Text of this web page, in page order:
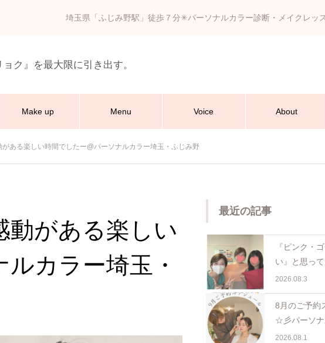
埼玉県「ふじみ野駅」徒歩７分✳︎パーソナルカラー診断・メイクレッ
ク』を最大限に引き出す。
Make up Menu Voice About
ある楽しい時間でしたー@パーソナルカラー埼玉・ふじみ野
動がある楽しい
カラー埼玉・
最近の記事
『ピンク・
い』と思っ
日。親子で
2026.08.3
8月のご予約
☆彡パーソナ
み野
2026.08.1